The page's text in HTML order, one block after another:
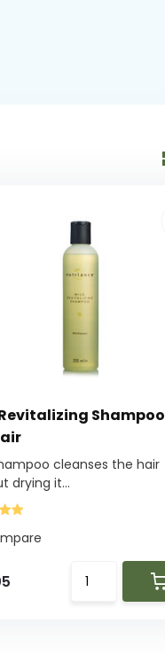
Shampoo -
cleanses the hair
drying it...